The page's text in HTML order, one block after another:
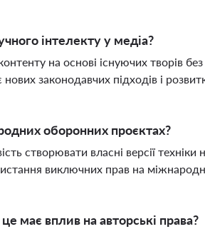
інтелекту у медіа?
на основі існуючих творів
законодавчих підходів і
оборонних проєктах?
створювати власні версії техніки
виключних прав на
має вплив на авторські права?